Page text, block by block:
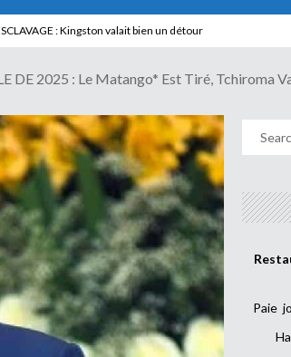
quitte le pouvoir sans partir !
DE 2025 : Le Matango* Est Tiré, Tchiroma
Paie